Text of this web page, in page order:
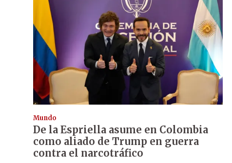
Mundo
De la Espriella asume en Colombia
como aliado de Trump en guerra
contra el narcotráfico